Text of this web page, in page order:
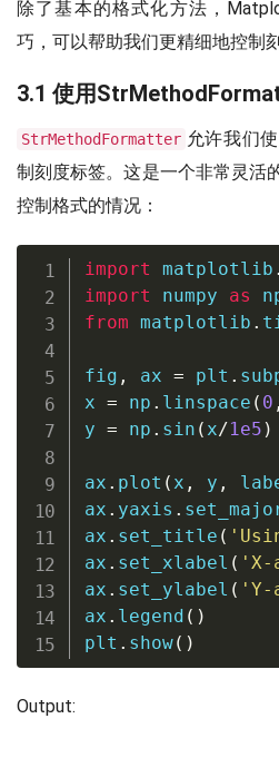
除了基本的格式化方法，
巧，可以帮助我们更精细地控制
3.1 使用
StrMethodFormatter 允许我们
制刻度标签。这是一个非常灵活
控制格式的情况：
import matplotlib .
import numpy as
from matplotlib .
fig , ax = plt .
x = np . linspace ( 0 ,
y = np . sin ( x/1e5 )
ax . plot ( x , y ,
ax . yaxis .
ax . set_title (
ax . set_xlabel ( 'X-
ax . set_ylabel ( 'Y-
ax . legend ( )
plt . show( )
Output: